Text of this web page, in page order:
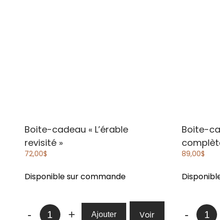
Boite-cadeau « L’érable
revisité »
72,00$
Disponible sur commande
-
quantité + Ajouter Voir
Boite-
89,00$
-
quantité